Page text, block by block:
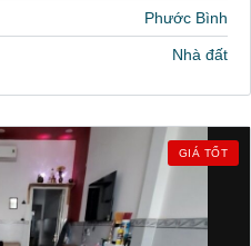
Phước Bình
Nhà đất
GIÁ TỐT